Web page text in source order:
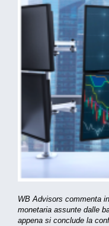
WB Advisors commenta
monetaria assunte dalle
appena si conclude la